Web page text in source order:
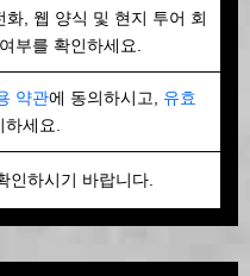
, 웹 양식 및 현지 투어 회
부를 확인하세요.
약관에 동의하시고, 유효
하세요.
인하시기 바랍니다.